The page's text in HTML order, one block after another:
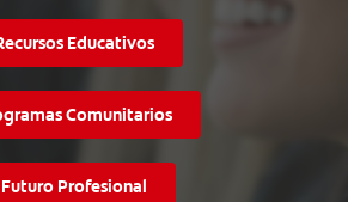
Educativos
Comunitarios
Futuro Profesional